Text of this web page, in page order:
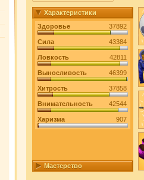
Характеристики
Здоровье
37892
Сила 43384
Ловкость 42811
Выносливость 46399
Хитрость 37858
Внимательность 42544
Харизма 907
Мастерство